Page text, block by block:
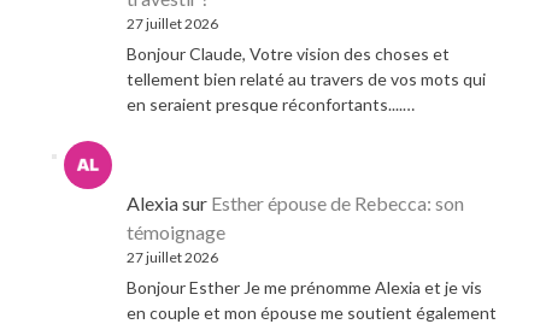
27 juillet 2026
Bonjour Claude, Votre vision des choses et
tellement bien relaté au travers de vos mots qui
en seraient presque réconfortants....…
Alexiasur Esther épouse de Rebecca: son
témoignage
27 juillet 2026
Bonjour Esther Je me prénomme Alexia et je vis
en couple et mon épouse me soutient également